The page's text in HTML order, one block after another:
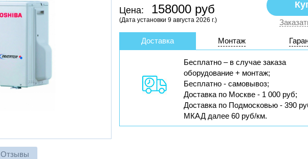
Цена: 158000 руб
(Дата установки 9 августа 2026 г.)
Доставка Монтаж
Бесплатно – в случае заказа
оборудование + монтаж;
Бесплатно - самовывоз;
Доставка по Москве - 1 000 руб;
Доставка по Подмосковью - 390
МКАД далее 60 руб/км.
Отзывы